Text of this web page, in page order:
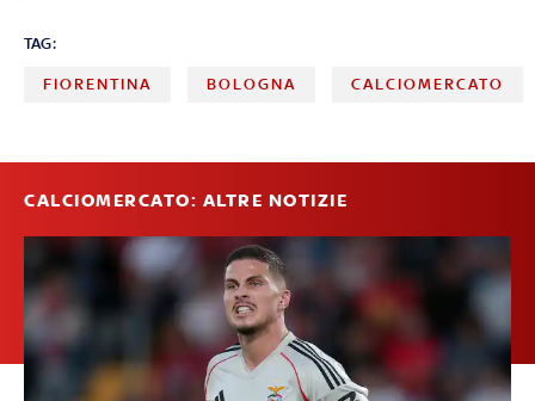
TAG:
FIORENTINA BOLOGNA CALCIOMERCATO
CALCIOMERCATO: ALTRE NOTIZIE